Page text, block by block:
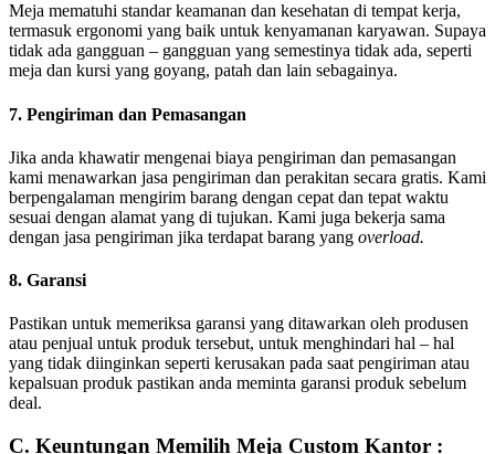
Meja mematuhi standar keamanan dan kesehatan di tempat kerja,
termasuk ergonomi yang baik untuk kenyamanan karyawan. Supaya
tidak ada gangguan – gangguan yang semestinya tidak ada, seperti
meja dan kursi yang goyang, patah dan lain sebagainya.
7. Pengiriman dan Pemasangan
Jika anda khawatir mengenai biaya pengiriman dan pemasangan
kami menawarkan jasa pengiriman dan perakitan secara gratis. Kami
berpengalaman mengirim barang dengan cepat dan tepat waktu
sesuai dengan alamat yang di tujukan. Kami juga bekerja sama
dengan jasa pengiriman jika terdapat barang yang overload.
8. Garansi
Pastikan untuk memeriksa garansi yang ditawarkan oleh produsen
atau penjual untuk produk tersebut, untuk menghindari hal – hal
yang tidak diinginkan seperti kerusakan pada saat pengiriman atau
kepalsuan produk pastikan anda meminta garansi produk sebelum
deal.
C. Keuntungan Memilih Meja Custom Kantor :